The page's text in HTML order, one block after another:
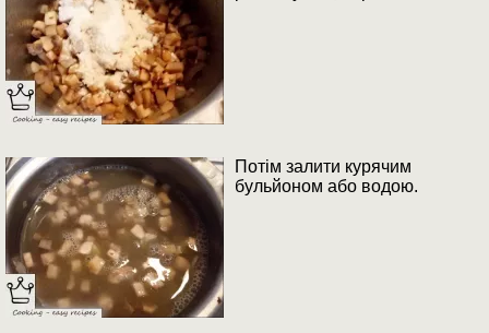
Потім залити курячим
бульйоном або водою.